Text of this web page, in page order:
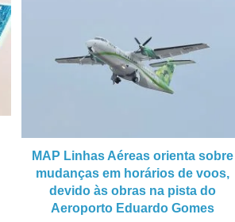
MAP Linhas Aéreas orienta sobre
mudanças em horários de voos,
devido às obras na pista do
Aeroporto Eduardo Gomes